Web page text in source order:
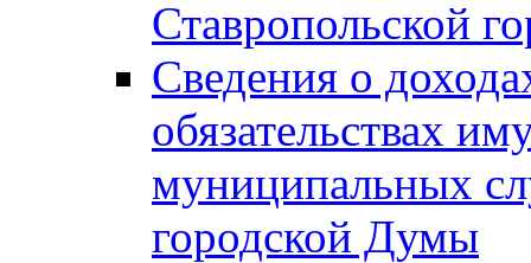
Ставропольской
Сведения о
обязательствах
муниципальных
городской Думы